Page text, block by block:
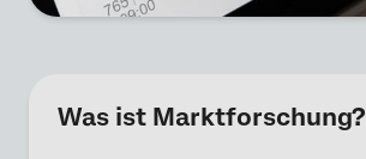
Was ist Marktforschung?